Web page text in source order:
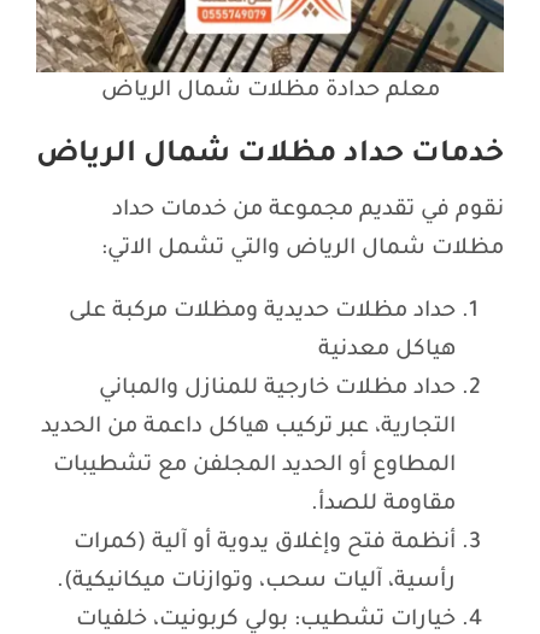
معلم حدادة مظلات شمال الرياض
خدمات حداد مظلات شمال الرياض
نقوم في تقديم مجموعة من خدمات حداد
مظلات شمال الرياض والتي تشمل الاتي:
حداد مظلات حديدية ومظلات مركبة على
هياكل معدنية
حداد مظلات خارجية للمنازل والمباني
التجارية، عبر تركيب هياكل داعمة من الحديد
المطاوع أو الحديد المجلفن مع تشطيبات
مقاومة للصدأ.
أنظمة فتح وإغلاق يدوية أو آلية (كمرات
رأسية، آليات سحب، وتوازنات ميكانيكية).
خيارات تشطيب: بولي كربونيت، خلفيات